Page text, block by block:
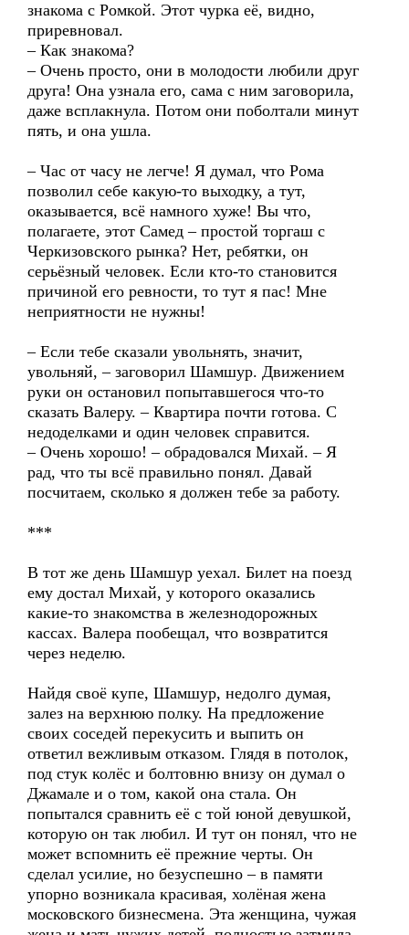
знакома с Ромкой. Этот чурка её, видно,
приревновал.
– Как знакома?
– Очень просто, они в молодости любили друг
друга! Она узнала его, сама с ним заговорила,
даже всплакнула. Потом они поболтали минут
пять, и она ушла.
– Час от часу не легче! Я думал, что Рома
позволил себе какую-то выходку, а тут,
оказывается, всё намного хуже! Вы что,
полагаете, этот Самед – простой торгаш с
Черкизовского рынка? Нет, ребятки, он
серьёзный человек. Если кто-то становится
причиной его ревности, то тут я пас! Мне
неприятности не нужны!
– Если тебе сказали увольнять, значит,
увольняй, – заговорил Шамшур. Движением
руки он остановил попытавшегося что-то
сказать Валеру. – Квартира почти готова. С
недоделками и один человек справится.
– Очень хорошо! – обрадовался Михай. – Я
рад, что ты всё правильно понял. Давай
посчитаем, сколько я должен тебе за работу.
***
В тот же день Шамшур уехал. Билет на поезд
ему достал Михай, у которого оказались
какие-то знакомства в железнодорожных
кассах. Валера пообещал, что возвратится
через неделю.
Найдя своё купе, Шамшур, недолго думая,
залез на верхнюю полку. На предложение
своих соседей перекусить и выпить он
ответил вежливым отказом. Глядя в потолок,
под стук колёс и болтовню внизу он думал о
Джамале и о том, какой она стала. Он
попытался сравнить её с той юной девушкой,
которую он так любил. И тут он понял, что не
может вспомнить её прежние черты. Он
сделал усилие, но безуспешно – в памяти
упорно возникала красивая, холёная жена
московского бизнесмена. Эта женщина, чужая